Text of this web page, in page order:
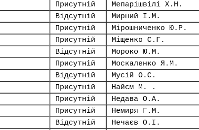
Присутній Мепарішвілі Х.Н.
Відсутній Мирний І.М.
Присутній Мірошниченко Ю.Р.
Присутній Міщенко С.Г.
Відсутній Мороко Ю.М.
Присутній Москаленко Я.М.
Відсутній Мусій О.С.
Присутній Найєм М. .
Присутній Недава О.А.
Присутній Немиря Г.М.
Відсутній Нечаєв О.І.